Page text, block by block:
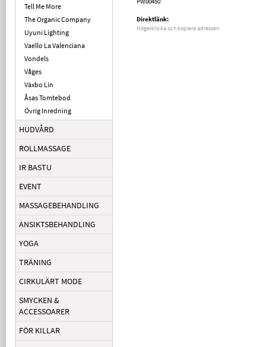
Tell Me More
The Organic Company
Uyuni Lighting
Vaello La Valenciana
Vondels
Våges
Växbo Lin
Åsas Tomtebod
Övrig Inredning
HUDVÅRD
ROLLMASSAGE
IR BASTU
EVENT
MASSAGEBEHANDLING
ANSIKTSBEHANDLING
YOGA
TRÄNING
CIRKULÄRT MODE
SMYCKEN &
ACCESSOARER
FÖR KILLAR
Direktlänk:
Högerklicka och kopiera adressen